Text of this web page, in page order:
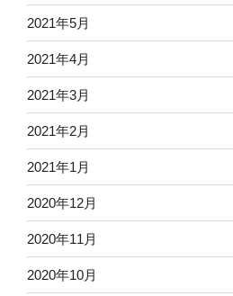
2021年5月
2021年4月
2021年3月
2021年2月
2021年1月
2020年12月
2020年11月
2020年10月